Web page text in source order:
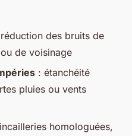
des bruits de
de voisinage
: étanchéité
pluies ou vents
homologuées,